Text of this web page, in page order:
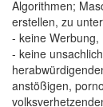
Algorithmen;
erstellen, zu
- keine
- keine
anstößigen,